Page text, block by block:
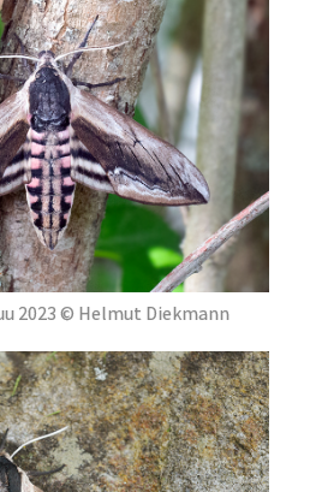
2023 © Helmut Diekmann